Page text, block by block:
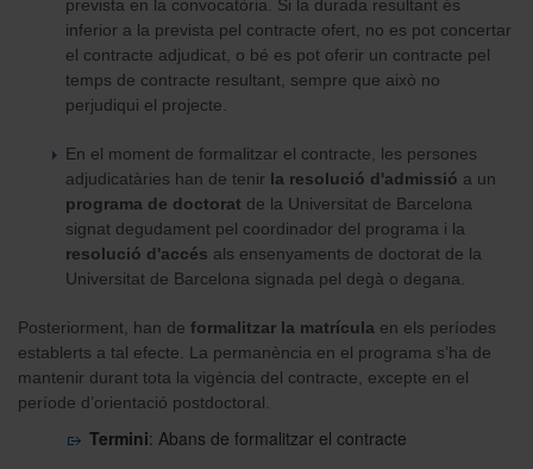
prevista en la convocatòria. Si la durada resultant és
inferior a la prevista pel contracte ofert, no es pot concertar
el contracte adjudicat, o bé es pot oferir un contracte pel
temps de contracte resultant, sempre que això no
perjudiqui el projecte.
En el moment de formalitzar el contracte, les persones
adjudicatàries han de tenir la resolució d'admissió a un
programa de doctorat de la Universitat de Barcelona
signat degudament pel coordinador del programa i la
resolució d'accés als ensenyaments de doctorat de la
Universitat de Barcelona signada pel degà o degana.
Posteriorment, han de formalitzar la matrícula en els períodes
establerts a tal efecte. La permanència en el programa s’ha de
mantenir durant tota la vigència del contracte, excepte en el
període d’orientació postdoctoral.
Termini: Abans de formalitzar el contracte